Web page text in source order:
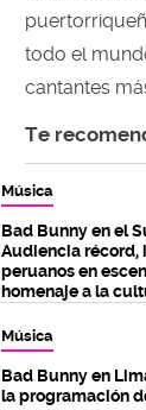
todo el
cantantes
Te
Música
Bad Bunny en el
Audiencia récord,
peruanos en
homenaje a la
Música
Bad Bunny en
la programación